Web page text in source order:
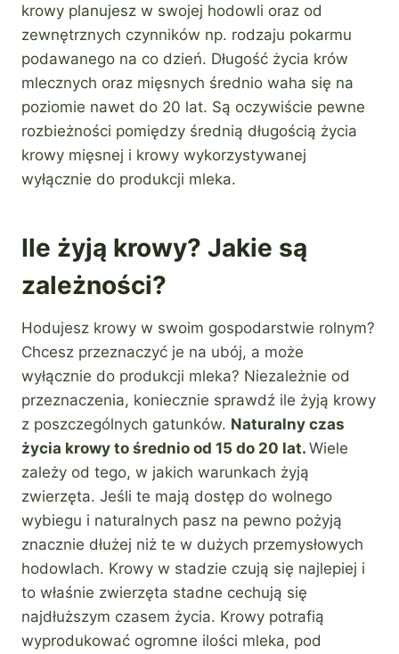
krowy planujesz w swojej hodowli oraz od
zewnętrznych czynników np. rodzaju pokarmu
podawanego na co dzień. Długość życia krów
mlecznych oraz mięsnych średnio waha się na
poziomie nawet do 20 lat. Są oczywiście pewne
rozbieżności pomiędzy średnią długością życia
krowy mięsnej i krowy wykorzystywanej
wyłącznie do produkcji mleka.
Ile żyją krowy? Jakie są
zależności?
Hodujesz krowy w swoim gospodarstwie rolnym?
Chcesz przeznaczyć je na ubój, a może
wyłącznie do produkcji mleka? Niezależnie od
przeznaczenia, koniecznie sprawdź ile żyją krowy
z poszczególnych gatunków. Naturalny czas
życia krowy to średnio od 15 do 20 lat. Wiele
zależy od tego, w jakich warunkach żyją
zwierzęta. Jeśli te mają dostęp do wolnego
wybiegu i naturalnych pasz na pewno pożyją
znacznie dłużej niż te w dużych przemysłowych
hodowlach. Krowy w stadzie czują się najlepiej i
to właśnie zwierzęta stadne cechują się
najdłuższym czasem życia. Krowy potrafią
wyprodukować ogromne ilości mleka, pod